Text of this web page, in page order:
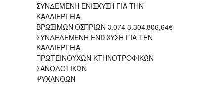
ΣΥΝΔΕΜΕΝΗ ΕΝΙΣΧΥΣΗ ΓΙΑ ΤΗΝ
ΚΑΛΛΙΕΡΓΕΙΑ
ΒΡΩΣΙΜΩΝ ΟΣΠΡΙΩΝ 3.074 3.304.806,64€
ΣΥΝΔΕΔΕΜΕΝΗ ΕΝΙΣΧΥΣΗ ΓΙΑ ΤΗΝ
ΚΑΛΛΙΕΡΓΕΙΑ
ΠΡΩΤΕΙΝΟΥΧΩΝ ΚΤΗΝΟΤΡΟΦΙΚΩΝ
ΣΑΝΟΔΟΤΙΚΩΝ
ΨΥΧΑΝΘΩΝ